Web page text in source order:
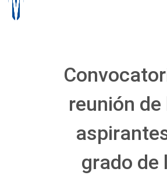
reunión de
grado de